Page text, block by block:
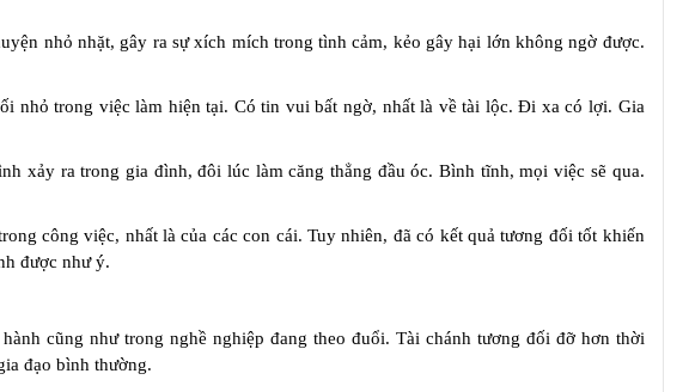
nhỏ nhặt, gây ra sự xích mích trong tình cảm, kẻo gây hại lớn không ngờ được.
nhỏ trong việc làm hiện tại. Có tin vui bất ngờ, nhất là về tài lộc. Đi xa có lợi. Gia
xảy ra trong gia đình, đôi lúc làm căng thẳng đầu óc. Bình tĩnh, mọi việc sẽ qua.
công việc, nhất là của các con cái. Tuy nhiên, đã có kết quả tương đối tốt khiến
được như ý.
cũng như trong nghề nghiệp đang theo đuổi. Tài chánh tương đối đỡ hơn thời
đạo bình thường.